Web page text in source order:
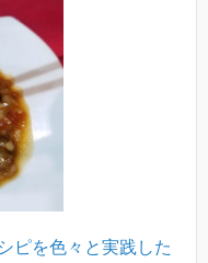
ピを色々と実践した